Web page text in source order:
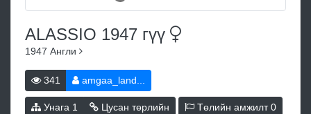
ALASSIO 1947 гүү
1947 Англи
341 amgaa_land...
Унага 1 Цусан төрлийн Төлийн амжилт0